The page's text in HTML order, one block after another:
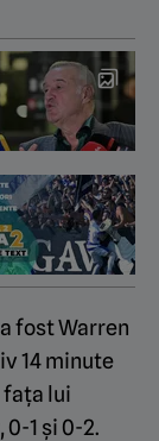
fost Warren
14 minute
fața lui
1 și 0-2.